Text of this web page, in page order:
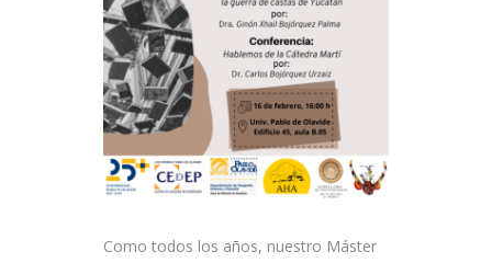
Como todos los años, nuestro Máster